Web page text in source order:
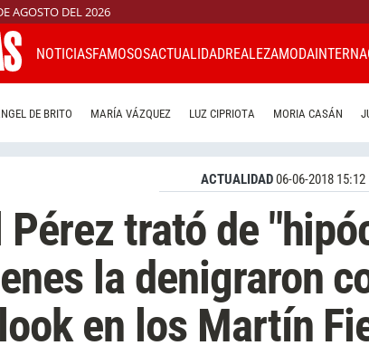
AGOSTO DEL 2026
NOTICIASFAMOSOSACTUALIDADREALEZAMODA
DE BRITO MARÍA VÁZQUEZ LUZ CIPRIOTA MORIA CASÁN
ACTUALIDAD06-06-2018 15:12
Pérez trató de
la denigraron
en los Martín